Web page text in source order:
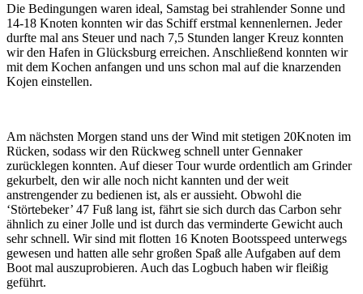
Die Bedingungen waren ideal, Samstag bei strahlender Sonne und
14-18 Knoten konnten wir das Schiff erstmal kennenlernen. Jeder
durfte mal ans Steuer und nach 7,5 Stunden langer Kreuz konnten
wir den Hafen in Glücksburg erreichen. Anschließend konnten wir
mit dem Kochen anfangen und uns schon mal auf die knarzenden
Kojen einstellen.
Am nächsten Morgen stand uns der Wind mit stetigen 20Knoten im
Rücken, sodass wir den Rückweg schnell unter Gennaker
zurücklegen konnten. Auf dieser Tour wurde ordentlich am Grinder
gekurbelt, den wir alle noch nicht kannten und der weit
anstrengender zu bedienen ist, als er aussieht. Obwohl die
‘Störtebeker’ 47 Fuß lang ist, fährt sie sich durch das Carbon sehr
ähnlich zu einer Jolle und ist durch das verminderte Gewicht auch
sehr schnell. Wir sind mit flotten 16 Knoten Bootsspeed unterwegs
gewesen und hatten alle sehr großen Spaß alle Aufgaben auf dem
Boot mal auszuprobieren. Auch das Logbuch haben wir fleißig
geführt.